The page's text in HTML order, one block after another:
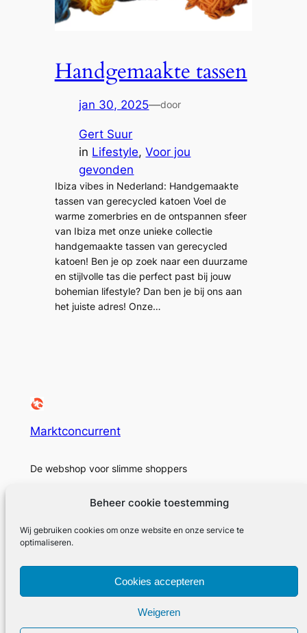
Beheer cookie toestemming
Wij gebruiken cookies om onze website en onze service te
optimaliseren.
Cookies accepteren
Weigeren
Handgemaakte tassen
jan 30, 2025—door
Gert Suur
in Lifestyle, Voor jou
gevonden
Ibiza vibes in Nederland: Handgemaakte
tassen van gerecycled katoen Voel de
warme zomerbries en de ontspannen sfeer
van Ibiza met onze unieke collectie
handgemaakte tassen van gerecycled
katoen! Ben je op zoek naar een duurzame
en stijlvolle tas die perfect past bij jouw
bohemian lifestyle? Dan ben je bij ons aan
het juiste adres! Onze…
Marktconcurrent
De webshop voor slimme shoppers
Over
Marktconcurrent
Carrières
Privacybeleid
Voorwaarden en condities
Neem contact met ons op
Facebook
Twitter/X